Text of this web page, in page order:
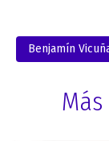
Benjamín